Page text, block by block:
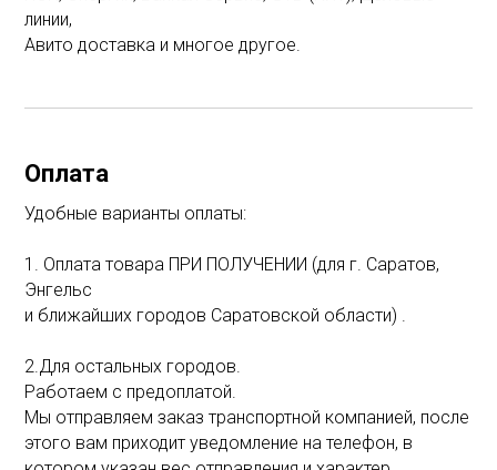
линии,
Авито доставка и многое другое.
Оплата
Удобные варианты оплаты:
1. Оплата товара ПРИ ПОЛУЧЕНИИ (для г. Саратов,
Энгельс
и ближайших городов Саратовской области) .
2.Для остальных городов.
Работаем с предоплатой.
Мы отправляем заказ транспортной компанией, после
этого вам приходит уведомление на телефон, в